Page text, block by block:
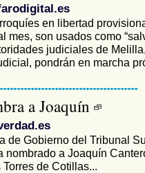
en libertad
mes, son usados como
judiciales de
pondrán en marcha
a Joaquín
de Gobierno del Tribunal
nombrado a Joaquín
de Cotillas...